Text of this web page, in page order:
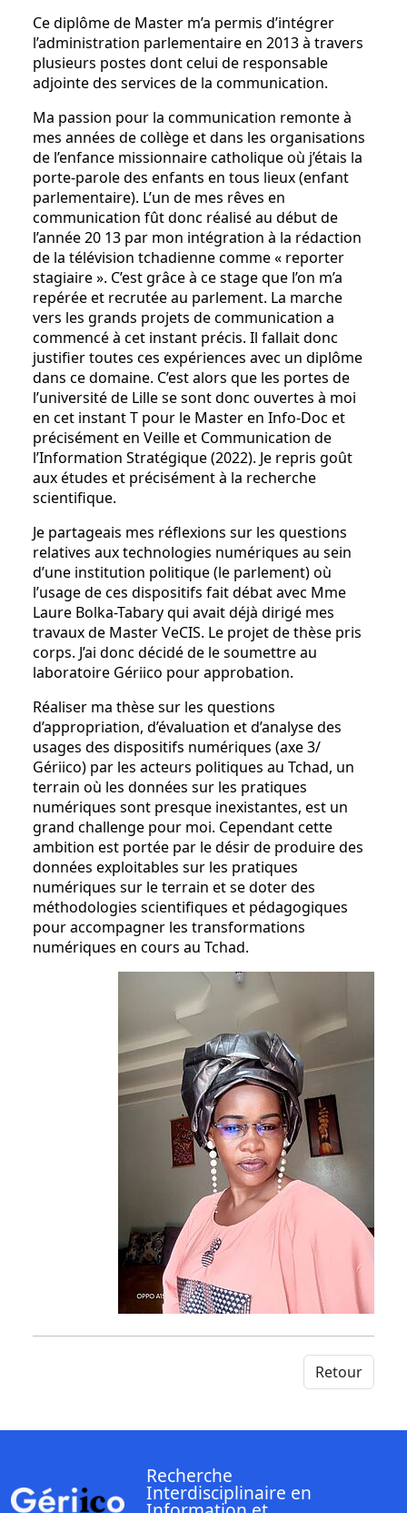
Ce diplôme de Master m’a permis d’intégrer
l’administration parlementaire en 2013 à travers
plusieurs postes dont celui de responsable
adjointe des services de la communication.
Ma passion pour la communication remonte à
mes années de collège et dans les organisations
de l’enfance missionnaire catholique où j’étais la
porte-parole des enfants en tous lieux (enfant
parlementaire). L’un de mes rêves en
communication fût donc réalisé au début de
l’année 20 13 par mon intégration à la rédaction
de la télévision tchadienne comme « reporter
stagiaire ». C’est grâce à ce stage que l’on m’a
repérée et recrutée au parlement. La marche
vers les grands projets de communication a
commencé à cet instant précis. Il fallait donc
justifier toutes ces expériences avec un diplôme
dans ce domaine. C’est alors que les portes de
l’université de Lille se sont donc ouvertes à moi
en cet instant T pour le Master en Info-Doc et
précisément en Veille et Communication de
l’Information Stratégique (2022). Je repris goût
aux études et précisément à la recherche
scientifique.
Je partageais mes réflexions sur les questions
relatives aux technologies numériques au sein
d’une institution politique (le parlement) où
l’usage de ces dispositifs fait débat avec Mme
Laure Bolka-Tabary qui avait déjà dirigé mes
travaux de Master VeCIS. Le projet de thèse pris
corps. J’ai donc décidé de le soumettre au
laboratoire Gériico pour approbation.
Réaliser ma thèse sur les questions
d’appropriation, d’évaluation et d’analyse des
usages des dispositifs numériques (axe 3/
Gériico) par les acteurs politiques au Tchad, un
terrain où les données sur les pratiques
numériques sont presque inexistantes, est un
grand challenge pour moi. Cependant cette
ambition est portée par le désir de produire des
données exploitables sur les pratiques
numériques sur le terrain et se doter des
méthodologies scientifiques et pédagogiques
pour accompagner les transformations
numériques en cours au Tchad.
Retour
Recherche
Interdisciplinaire en